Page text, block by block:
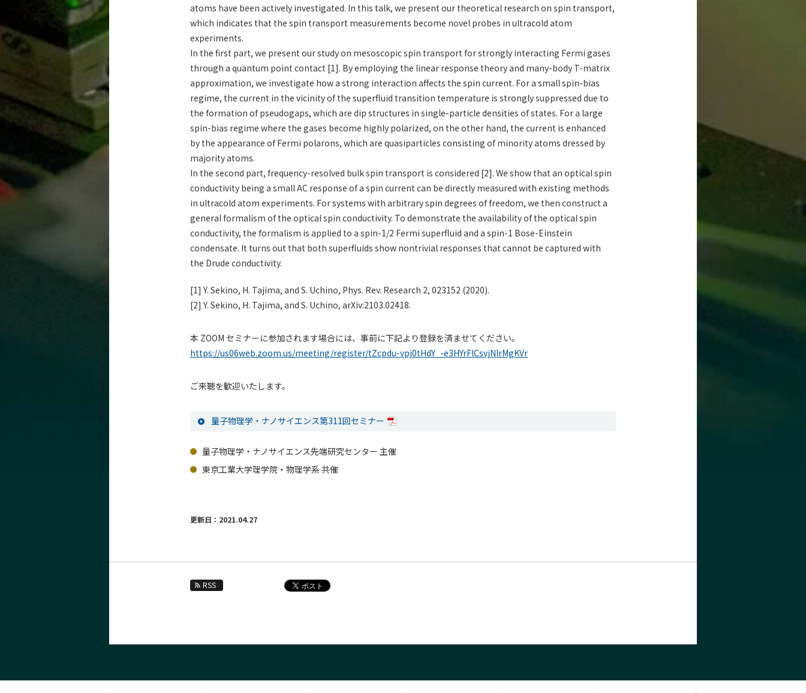
atoms have been actively investigated. In this talk, we present our theoretical research on spin transport,
which indicates that the spin transport measurements become novel probes in ultracold atom
experiments.
In the first part, we present our study on mesoscopic spin transport for strongly interacting Fermi gases
through a quantum point contact [1]. By employing the linear response theory and many-body T-matrix
approximation, we investigate how a strong interaction affects the spin current. For a small spin-bias
regime, the current in the vicinity of the superfluid transition temperature is strongly suppressed due to
the formation of pseudogaps, which are dip structures in single-particle densities of states. For a large
spin-bias regime where the gases become highly polarized, on the other hand, the current is enhanced
by the appearance of Fermi polarons, which are quasiparticles consisting of minority atoms dressed by
majority atoms.
In the second part, frequency-resolved bulk spin transport is considered [2]. We show that an optical spin
conductivity being a small AC response of a spin current can be directly measured with existing methods
in ultracold atom experiments. For systems with arbitrary spin degrees of freedom, we then construct a
general formalism of the optical spin conductivity. To demonstrate the availability of the optical spin
conductivity, the formalism is applied to a spin-1/2 Fermi superfluid and a spin-1 Bose-Einstein
condensate. It turns out that both superfluids show nontrivial responses that cannot be captured with
the Drude conductivity.
[1] Y. Sekino, H. Tajima, and S. Uchino, Phys. Rev. Research 2, 023152 (2020).
[2] Y. Sekino, H. Tajima, and S. Uchino, arXiv:2103.02418.
本 ZOOM セミナーに参加されます場合には、事前に下記より登録を済ませてください。
https://us06web.zoom.us/meeting/register/tZcpdu-vpj0tHdY_-e3HYrFlCsvjNlrMgKVr
ご来聴を歓迎いたします。
量子物理学・ナノサイエンス第311回セミナー
量子物理学・ナノサイエンス先端研究センター 主催
東京工業大学理学院・物理学系 共催
更新日：2021.04.27
RSS